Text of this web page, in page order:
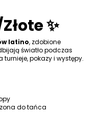
✨
latino, zdobione
światło podczas
pokazy i występy.
do tańca